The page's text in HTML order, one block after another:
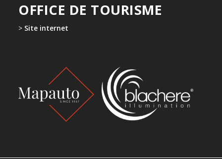
OFFICE DE TOURISME
> Site internet